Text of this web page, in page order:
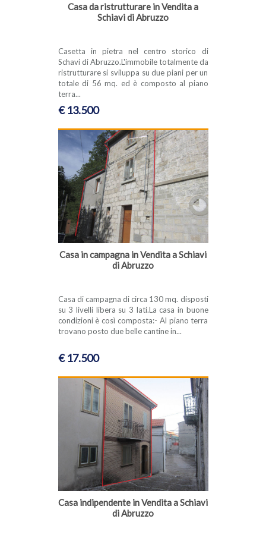
Casa da ristrutturare in Vendita a
Schiavi di Abruzzo
Casetta in pietra nel centro storico di
Schavi di Abruzzo.L'immobile totalmente da
ristrutturare si sviluppa su due piani per un
totale di 56 mq. ed è composto al piano
terra...
€ 13.500
Casa in campagna in Vendita a Schiavi
di Abruzzo
Casa di campagna di circa 130 mq. disposti
su 3 livelli libera su 3 lati.La casa in buone
condizioni è così composta:- Al piano terra
trovano posto due belle cantine in...
€ 17.500
Casa indipendente in Vendita a Schiavi
di Abruzzo